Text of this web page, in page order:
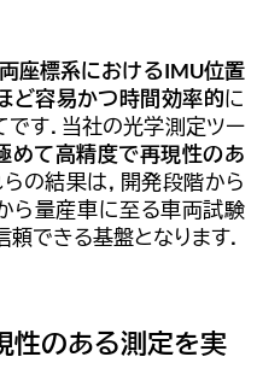
座標系におけるIMU位置
ど容易かつ時間効率的に
す．当社の光学測定ツー
めて高精度で再現性のあ
らの結果は，開発段階から
ら量産車に至る車両試験
できる基盤となります．
性のある測定を実